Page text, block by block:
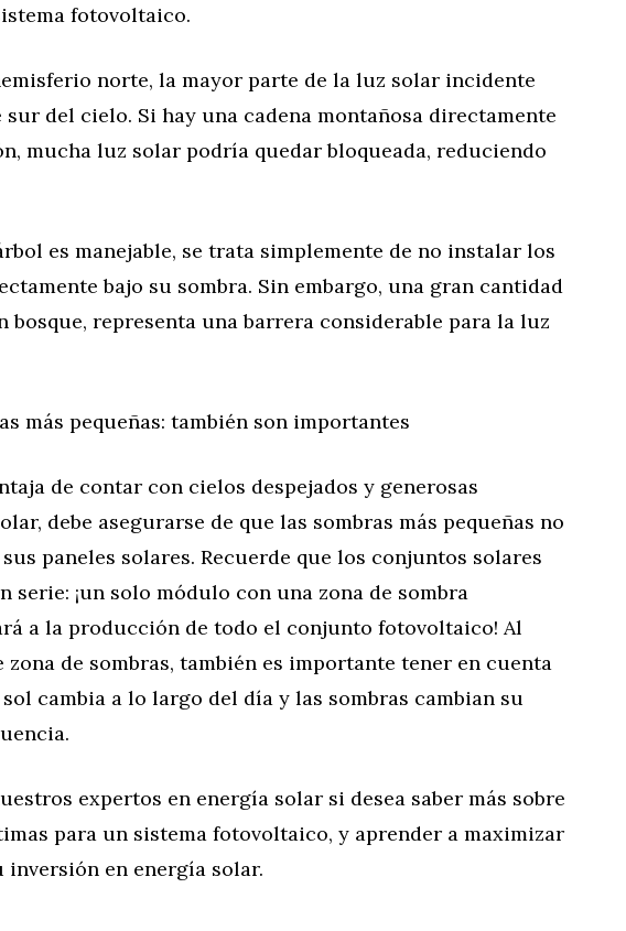
fotovoltaico.
norte, la mayor parte de la luz solar incidente
del cielo. Si hay una cadena montañosa directamente
mucha luz solar podría quedar bloqueada, reduciendo
es manejable, se trata simplemente de no instalar los
bajo su sombra. Sin embargo, una gran cantidad
bosque, representa una barrera considerable para la luz
más pequeñas: también son importantes
de contar con cielos despejados y generosas
debe asegurarse de que las sombras más pequeñas no
paneles solares. Recuerde que los conjuntos solares
serie: ¡un solo módulo con una zona de sombra
a la producción de todo el conjunto fotovoltaico! Al
zona de sombras, también es importante tener en cuenta
cambia a lo largo del día y las sombras cambian su
expertos en energía solar si desea saber más sobre
para un sistema fotovoltaico, y aprender a maximizar
inversión en energía solar.